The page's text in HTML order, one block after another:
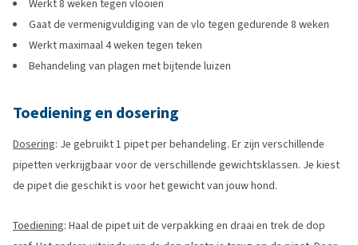
Werkt 8 weken tegen vlooien
Gaat de vermenigvuldiging van de vlo tegen gedurende 8 weken
Werkt maximaal 4 weken tegen teken
Behandeling van plagen met bijtende luizen
Toediening en dosering
Dosering: Je gebruikt 1 pipet per behandeling. Er zijn verschillende
pipetten verkrijgbaar voor de verschillende gewichtsklassen. Je kiest
de pipet die geschikt is voor het gewicht van jouw hond.
Toediening: Haal de pipet uit de verpakking en draai en trek de dop